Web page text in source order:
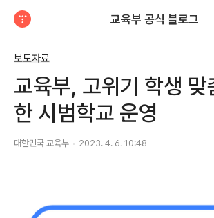
교육부 공식 블로그
보도자료
교육부, 고위기 학생 맞
한 시범학교 운영
대한민국 교육부 2023. 4. 6. 10:48